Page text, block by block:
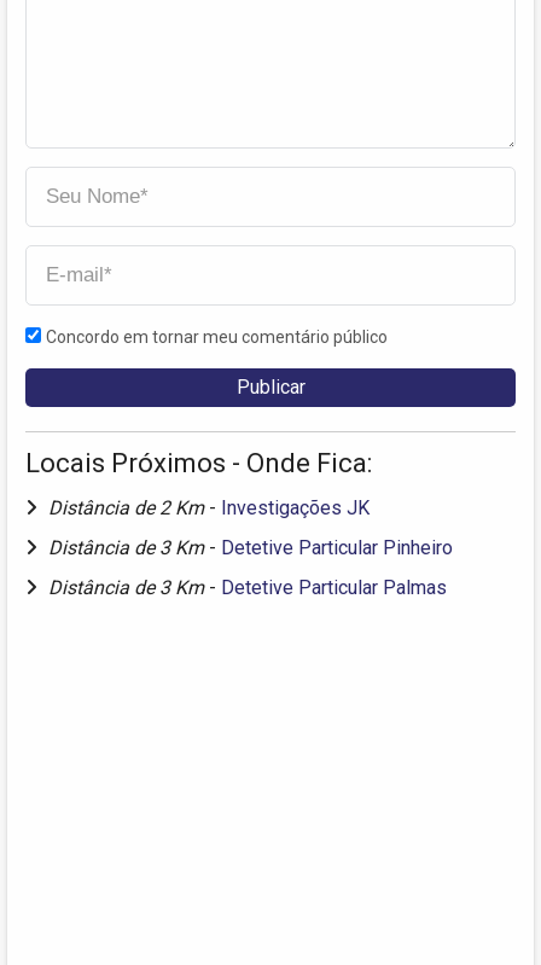
Concordo em tornar meu comentário público
Locais Próximos - Onde Fica:
Distância de 2 Km - Investigações JK
Distância de 3 Km - Detetive Particular Pinheiro
Distância de 3 Km - Detetive Particular Palmas